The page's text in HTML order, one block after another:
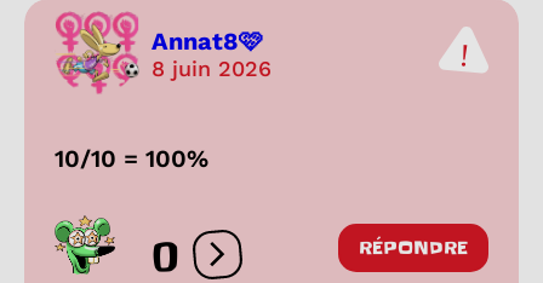
Annat8🩷
8 juin 2026
10/10 = 100%
0 Ouvrir les réactions
RÉPONDRE